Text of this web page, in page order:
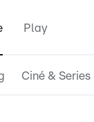
Play
Ciné & Series